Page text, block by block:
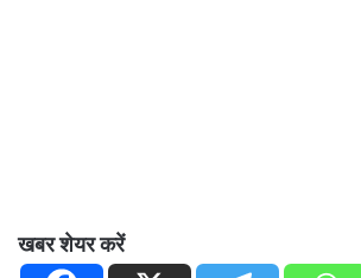
खबर शेयर करें